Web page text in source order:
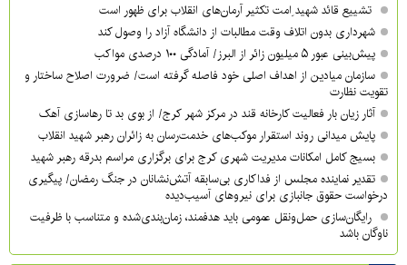
تشییع قائد شهید ِامت تکثیر آرمان‌های انقلاب برای ظهور است
شهرداری بدون اتلاف وقت مطالبات از دانشگاه آزاد را وصول کند
پیش‌بینی عبور ۵ میلیون زائر از البرز/ آمادگی ۱۰۰ درصدی مواکب
سازمان میادین از اهداف اصلی خود فاصله گرفته است/ ضرورت اصلاح ساختار و
تقویت نظارت
آثار زیان بار فعالیت کارخانه قند در مرکز شهر کرج/ از بوی بد تا رهاسازی آهک
پایش میدانی روند استقرار موکب‌های خدمت‌رسان به زائران رهبر شهید انقلاب
بسیج کامل امکانات مدیریت شهری کرج برای برگزاری مراسم بدرقه رهبر شهید
تقدیر نماینده مجلس از فداکاری بی‌سابقه آتش‌نشانان در جنگ رمضان/ پیگیری
درخواست حقوق جانبازی برای نیروهای آسیب‌دیده
رایگان‌سازی حمل‌ونقل عمومی باید هدفمند، زمان‌بندی‌شده و متناسب با ظرفیت
ناوگان باشد